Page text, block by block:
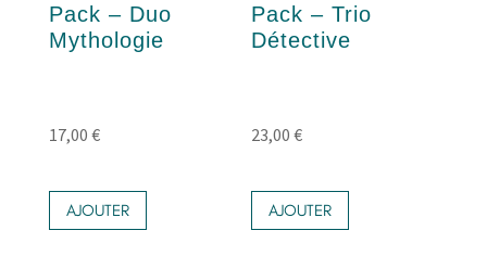
Pack – Duo
Mythologie
17,00 €
AJOUTER
Pack – Trio
Détective
23,00€
AJOUTER